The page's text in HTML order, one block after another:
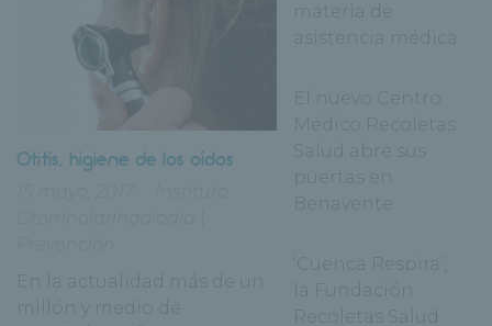
Otitis, higiene de los oídos
En la actualidad más de un
millón y medio de
materia de
asistencia médica
El nuevo Centro
Médico Recoletas
Salud abre sus
puertas en
Benavente
‘Cuenca Respira’,
la Fundación
Recoletas Salud